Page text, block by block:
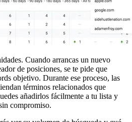
Cuando arrancas un nuevo
de posiciones, se te pide que
objetivo. Durante ese proceso, las
términos relacionados que
añadirlos fácilmente a tu lista y
compromiso.